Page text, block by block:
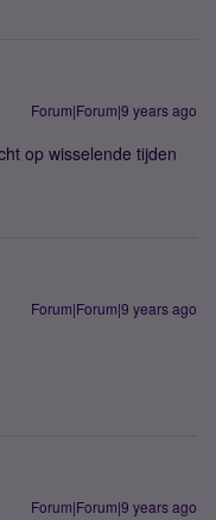
Forum|Forum|9 years ago
op wisselende tijden
Forum|Forum|9 years ago
Forum|Forum|9 years ago